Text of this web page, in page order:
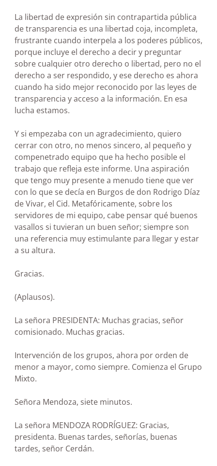
La libertad de expresión sin contrapartida pública
de transparencia es una libertad coja, incompleta,
frustrante cuando interpela a los poderes públicos,
porque incluye el derecho a decir y preguntar
sobre cualquier otro derecho o libertad, pero no el
derecho a ser respondido, y ese derecho es ahora
cuando ha sido mejor reconocido por las leyes de
transparencia y acceso a la información. En esa
lucha estamos.
Y si empezaba con un agradecimiento, quiero
cerrar con otro, no menos sincero, al pequeño y
compenetrado equipo que ha hecho posible el
trabajo que refleja este informe. Una aspiración
que tengo muy presente a menudo tiene que ver
con lo que se decía en Burgos de don Rodrigo Díaz
de Vivar, el Cid. Metafóricamente, sobre los
servidores de mi equipo, cabe pensar qué buenos
vasallos si tuvieran un buen señor; siempre son
una referencia muy estimulante para llegar y estar
a su altura.
Gracias.
(Aplausos).
La señora PRESIDENTA: Muchas gracias, señor
comisionado. Muchas gracias.
Intervención de los grupos, ahora por orden de
menor a mayor, como siempre. Comienza el Grupo
Mixto.
Señora Mendoza, siete minutos.
La señora MENDOZA RODRÍGUEZ: Gracias,
presidenta. Buenas tardes, señorías, buenas
tardes, señor Cerdán.